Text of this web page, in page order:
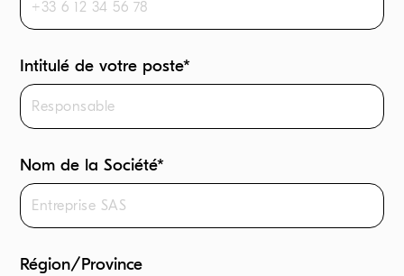
Intitulé de votre poste*
Nom de la Société*
Région/Province